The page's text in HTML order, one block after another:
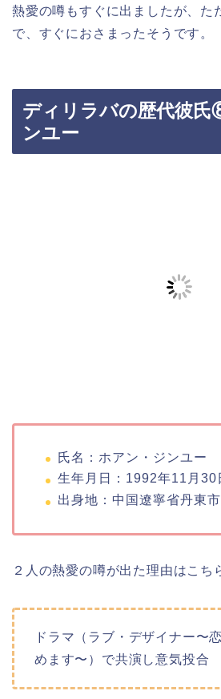
熱愛の噂もすぐに出ましたが、た
で、すぐにおさまったそうです。
ディリラバの歴代彼
ンユー
氏名：ホアン・ジンユー
生年月日：1992年11月30
出身地：中国遼寧省丹東市
２人の熱愛の噂が出た理由はこち
ドラマ（ラブ・デザイナー〜
めます〜）で共演し意気投合